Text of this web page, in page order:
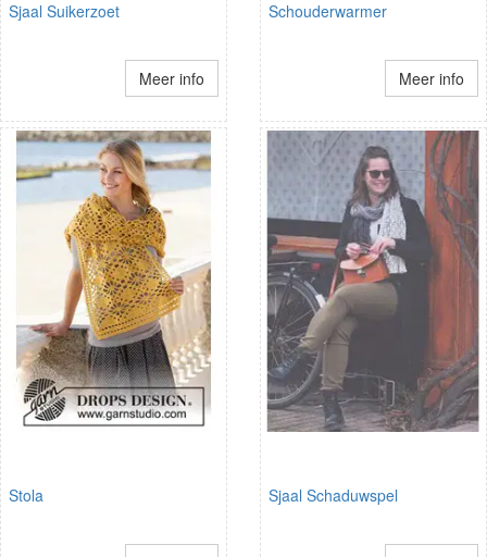
Sjaal Suikerzoet
Meer info
Schouderwarmer
Meer info
Stola Sjaal Schaduwspel